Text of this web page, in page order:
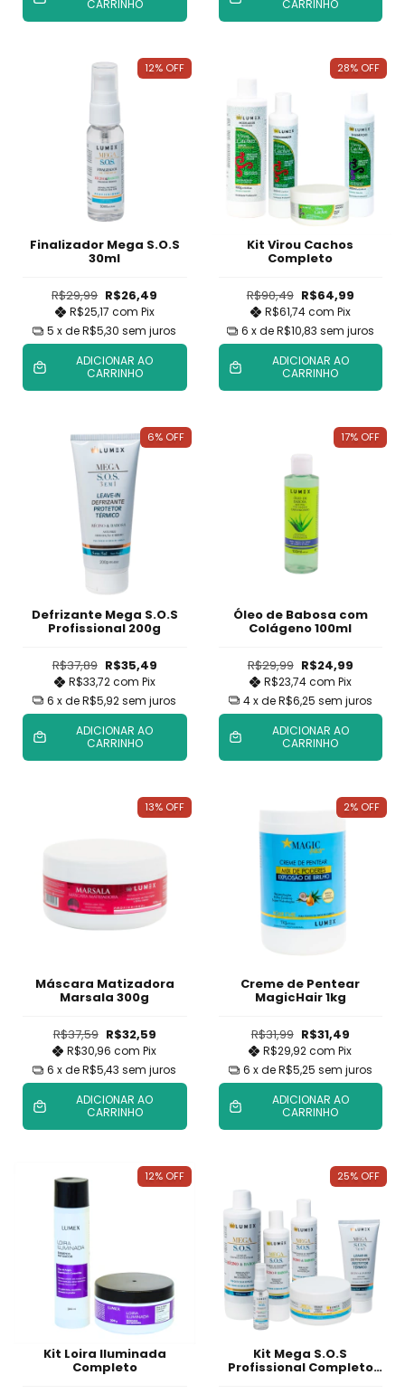
CARRINHO CARRINHO
12% OFF
Finalizador Mega S.O.S
30ml
R$29,99 R$26,49
R$25,17 com Pix
5 x deR$5,30 sem juros
ADICIONAR AO
CARRINHO
28% OFF
Kit Virou Cachos
Completo
R$90,49 R$64,99
R$61,74com Pix
6 x deR$10,83 sem juros
ADICIONAR AO
CARRINHO
6% OFF
Defrizante Mega S.O.S
Profissional 200g
R$37,89 R$35,49
R$33,72com Pix
6 x deR$5,92sem juros
ADICIONAR AO
CARRINHO
17% OFF
Óleo de Babosa com
Colágeno 100ml
R$29,99 R$24,99
R$23,74com Pix
4x deR$6,25 sem juros
ADICIONAR AO
CARRINHO
13% OFF
Máscara Matizadora
Marsala 300g
R$37,59 R$32,59
R$30,96com Pix
6 x deR$5,43 sem juros
ADICIONAR AO
CARRINHO
2% OFF
Creme de Pentear
MagicHair 1kg
R$31,99 R$31,49
R$29,92com Pix
6 x deR$5,25 sem juros
ADICIONAR AO
CARRINHO
12% OFF
Kit Loira Iluminada
Completo
25% OFF
Kit Mega S.O.S
Profissional Completo